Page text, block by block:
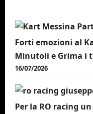
Forti emozioni al
Minutoli e Grima i
16/07/2026
Per la RO racing